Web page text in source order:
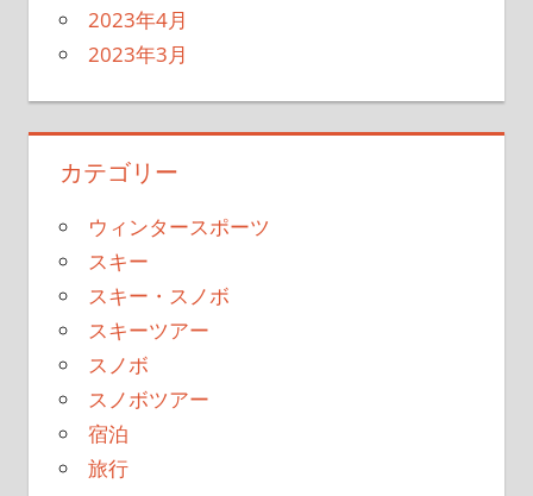
2023年4月
2023年3月
カテゴリー
ウィンタースポーツ
スキー
スキー・スノボ
スキーツアー
スノボ
スノボツアー
宿泊
旅行